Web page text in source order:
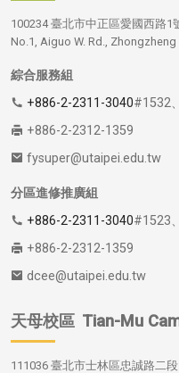
100234 臺北市中正區愛國西路1
No.1, Aiguo W. Rd., Zhongzheng
綜合服務組
+886-2-2311-3040#1532
+886-2-2312-1359
fysuper@utaipei.edu.tw
分區進修推廣組
+886-2-2311-3040#1523
+886-2-2312-1359
dcee@utaipei.edu.tw
天母校區 Tian-Mu
111036 臺北市士林區忠誠路二